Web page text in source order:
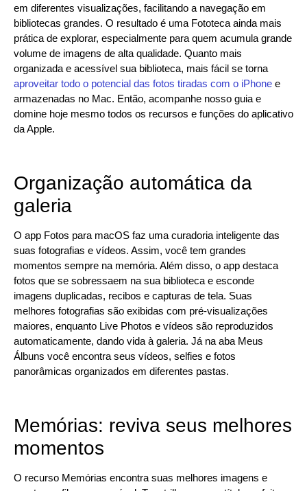
em diferentes visualizações, facilitando a navegação em
bibliotecas grandes. O resultado é uma Fototeca ainda mais
prática de explorar, especialmente para quem acumula grande
volume de imagens de alta qualidade. Quanto mais
organizada e acessível sua biblioteca, mais fácil se torna
aproveitar todo o potencial das fotos tiradas com o iPhone e
armazenadas no Mac. Então, acompanhe nosso guia e
domine hoje mesmo todos os recursos e funções do aplicativo
da Apple.
Organização automática da
galeria
O app Fotos para macOS faz uma curadoria inteligente das
suas fotografias e vídeos. Assim, você tem grandes
momentos sempre na memória. Além disso, o app destaca
fotos que se sobressaem na sua biblioteca e esconde
imagens duplicadas, recibos e capturas de tela. Suas
melhores fotografias são exibidas com pré-visualizações
maiores, enquanto Live Photos e vídeos são reproduzidos
automaticamente, dando vida à galeria. Já na aba Meus
Álbuns você encontra seus vídeos, selfies e fotos
panorâmicas organizados em diferentes pastas.
Memórias: reviva seus melhores
momentos
O recurso Memórias encontra suas melhores imagens e